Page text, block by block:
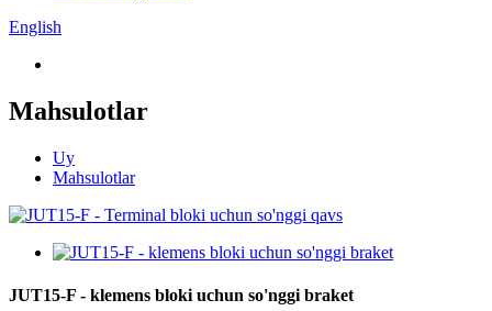
English
Mahsulotlar
Uy
Mahsulotlar
JUT15-F - klemens bloki uchun so'nggi braket